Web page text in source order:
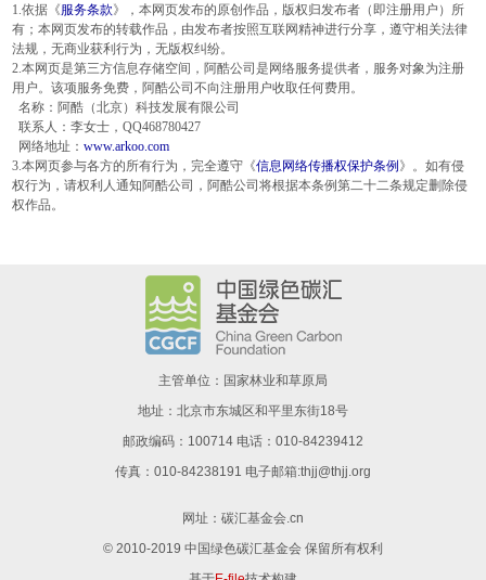
1.依据《服务条款》，本网页发布的原创作品，版权归发布者（即注册用户）所
有；本网页发布的转载作品，由发布者按照互联网精神进行分享，遵守相关法律
法规，无商业获利行为，无版权纠纷。
2.本网页是第三方信息存储空间，阿酷公司是网络服务提供者，服务对象为注册
用户。该项服务免费，阿酷公司不向注册用户收取任何费用。
名称：阿酷（北京）科技发展有限公司
联系人：李女士，QQ468780427
网络地址： www.arkoo.com
3.本网页参与各方的所有行为，完全遵守《信息网络传播权保护条例 》。如有侵
权行为，请权利人通知阿酷公司，阿酷公司将根据本条例第二十二条规定删除侵
权作品。
主管单位：国家林业和草原局
地址：北京市东城区和平里东街18号
邮政编码：100714 电话：010-84239412
传真：010-84238191 电子邮箱:thjj@thjj.org
网址： 碳汇基金会.cn
© 2010-2019 中国绿色碳汇基金会 保留所有权利